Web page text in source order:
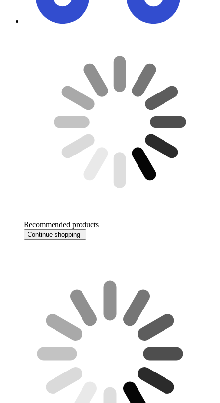
Recommended products
Continue shopping